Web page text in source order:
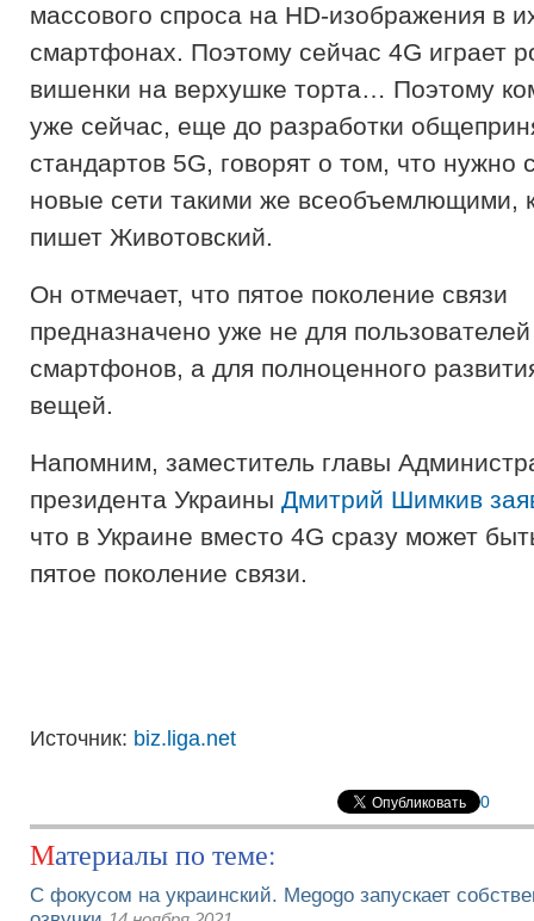
массового спроса на HD-изображения в
смартфонах. Поэтому сейчас 4G играет
вишенки на верхушке торта… Поэтому
уже сейчас, еще до разработки
стандартов 5G, говорят о том, что нужно
новые сети такими же всеобъемлющими,
пишет Животовский.
Он отмечает, что пятое поколение связи
предназначено уже не для пользователей
смартфонов, а для полноценного
вещей.
Напомним, заместитель главы
президента Украины Дмитрий Шимкив
что в Украине вместо 4G сразу может
пятое поколение связи.
Источник: biz.liga.net
0
Материалы по теме:
С фокусом на украинский. Megogo запускает